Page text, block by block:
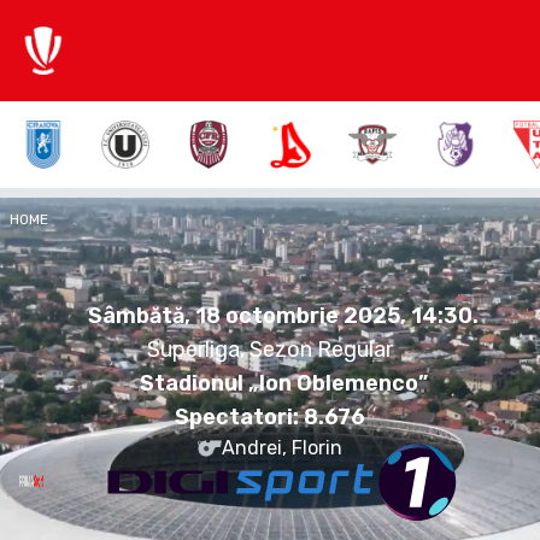
HOME
Sâmbătă, 18 octombrie 2025, 14:30.
Superliga, Sezon Regular
Stadionul „Ion Oblemenco”
Spectatori:8.676
Andrei, Florin
UCV
3:1
SLO
Sâmbătă, 18 octombrie 2025.
14:30